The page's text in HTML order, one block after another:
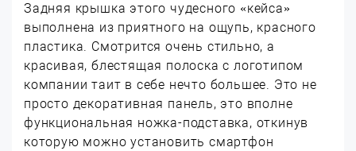
Задняя крышка этого чудесного «кейса»
выполнена из приятного на ощупь, красного
пластика. Смотрится очень стильно, а
красивая, блестящая полоска с логотипом
компании таит в себе нечто большее. Это не
просто декоративная панель, это вполне
функциональная ножка-подставка, откинув
которую можно установить смартфон